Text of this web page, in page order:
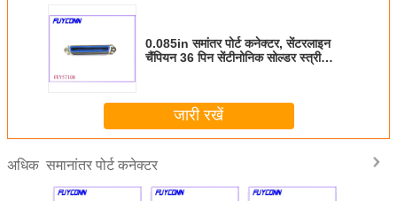
0.085in समांतर पोर्ट कनेक्टर, सेंटरलाइन
चैंपियन 36 पिन सेंटीनोनिक सोल्डर स्त्री
जारी रखें
अधिक समानांतर पोर्ट कनेक्टर